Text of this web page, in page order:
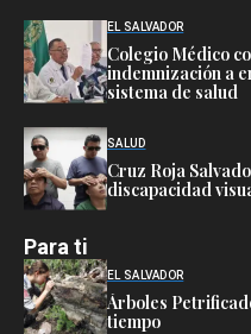
EL SALVADOR
Colegio Médico
indemnización a
sistema de salud
SALUD
Cruz Roja
discapacidad
Para ti
EL SALVADOR
Árboles
tiempo